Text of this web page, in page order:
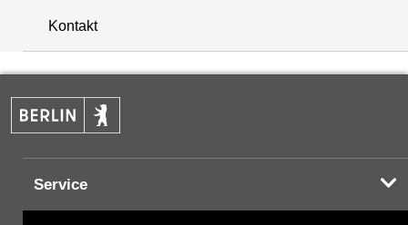
+
−
Kontakt
Service